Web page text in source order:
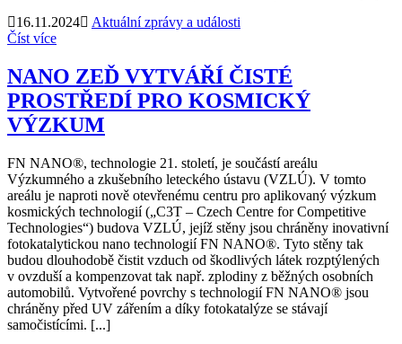
16.11.2024
Aktuální zprávy a události
Číst více
NANO ZEĎ VYTVÁŘÍ ČISTÉ
PROSTŘEDÍ PRO KOSMICKÝ
VÝZKUM
FN NANO®, technologie 21. století, je součástí areálu
Výzkumného a zkušebního leteckého ústavu (VZLÚ). V tomto
areálu je naproti nově otevřenému centru pro aplikovaný výzkum
kosmických technologií („C3T – Czech Centre for Competitive
Technologies“) budova VZLÚ, jejíž stěny jsou chráněny inovativní
fotokatalytickou nano technologií FN NANO®. Tyto stěny tak
budou dlouhodobě čistit vzduch od škodlivých látek rozptýlených
v ovzduší a kompenzovat tak např. zplodiny z běžných osobních
automobilů. Vytvořené povrchy s technologií FN NANO® jsou
chráněny před UV zářením a díky fotokatalýze se stávají
samočistícími. [...]